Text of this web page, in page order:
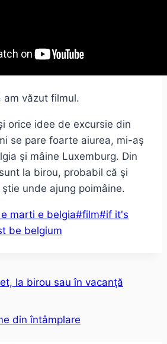
văzut filmul.
orice idee de excursie din
se pare foarte aiurea, mi-aş
şi mâine Luxemburg. Din
la birou, probabil că şi
unde ajung poimâine.
marti e belgia#film#if it's
be belgium
la birou sau în vacanţă
din întâmplare